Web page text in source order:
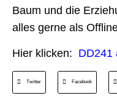
Baum und die
alles gerne als
Hier klicken: DD241
Twitter Facebook